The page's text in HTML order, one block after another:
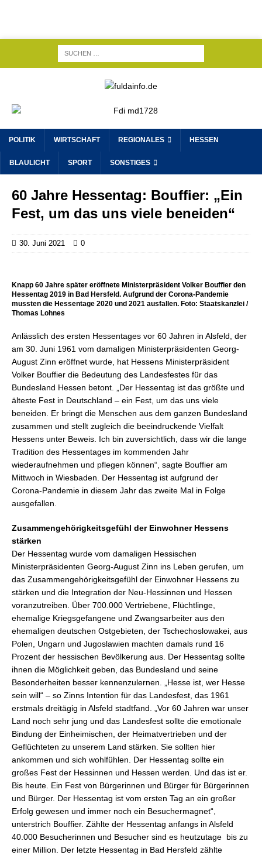
POLITIK WIRTSCHAFT REGIONALES HESSEN
BLAULICHT SPORT SONSTIGES
60 Jahre Hessentag: Bouffier: „Ein
Fest, um das uns viele beneiden“
30. Juni 2021 0
Knapp 60 Jahre später eröffnete Ministerpräsident Volker Bouffier den
Hessentag 2019 in Bad Hersfeld. Aufgrund der Corona-Pandemie
mussten die Hessentage 2020 und 2021 ausfallen. Foto: Staatskanzlei /
Thomas Lohnes
Anlässlich des ersten Hessentages vor 60 Jahren in Alsfeld, der
am 30. Juni 1961 vom damaligen Ministerpräsidenten Georg-
August Zinn eröffnet wurde, hat Hessens Ministerpräsident
Volker Bouffier die Bedeutung des Landesfestes für das
Bundesland Hessen betont. „Der Hessentag ist das größte und
älteste Fest in Deutschland – ein Fest, um das uns viele
beneiden. Er bringt die Menschen aus dem ganzen Bundesland
zusammen und stellt zugleich die beeindruckende Vielfalt
Hessens unter Beweis. Ich bin zuversichtlich, dass wir die lange
Tradition des Hessentages im kommenden Jahr
wiederaufnehmen und pflegen können“, sagte Bouffier am
Mittwoch in Wiesbaden. Der Hessentag ist aufgrund der
Corona-Pandemie in diesem Jahr das zweite Mal in Folge
ausgefallen.
Zusammengehörigkeitsgefühl der Einwohner Hessens
stärken
Der Hessentag wurde vom damaligen Hessischen
Ministerpräsidenten Georg-August Zinn ins Leben gerufen, um
das Zusammengehörigkeitsgefühl der Einwohner Hessens zu
stärken und die Integration der Neu-Hessinnen und Hessen
voranzutreiben. Über 700.000 Vertriebene, Flüchtlinge,
ehemalige Kriegsgefangene und Zwangsarbeiter aus den
ehemaligen deutschen Ostgebieten, der Tschechoslowakei, aus
Polen, Ungarn und Jugoslawien machten damals rund 16
Prozent der hessischen Bevölkerung aus. Der Hessentag sollte
ihnen die Möglichkeit geben, das Bundesland und seine
Besonderheiten besser kennenzulernen. „Hesse ist, wer Hesse
sein will“ – so Zinns Intention für das Landesfest, das 1961
erstmals dreitägig in Alsfeld stadtfand. „Vor 60 Jahren war unser
Land noch sehr jung und das Landesfest sollte die emotionale
Bindung der Einheimischen, der Heimatvertrieben und der
Geflüchteten zu unserem Land stärken. Sie sollten hier
ankommen und sich wohlfühlen. Der Hessentag sollte ein
großes Fest der Hessinnen und Hessen werden. Und das ist er.
Bis heute. Ein Fest von Bürgerinnen und Bürger für Bürgerinnen
und Bürger. Der Hessentag ist vom ersten Tag an ein großer
Erfolg gewesen und immer noch ein Besuchermagnet“,
unterstrich Bouffier. Zählte der Hessentag anfangs in Alsfeld
40.000 Besucherinnen und Besucher sind es heutzutage bis zu
einer Million. Der letzte Hessentag in Bad Hersfeld zählte